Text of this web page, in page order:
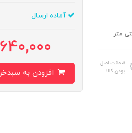
ضمانت اصل
بودن کالا
آماده ارسال
640,000